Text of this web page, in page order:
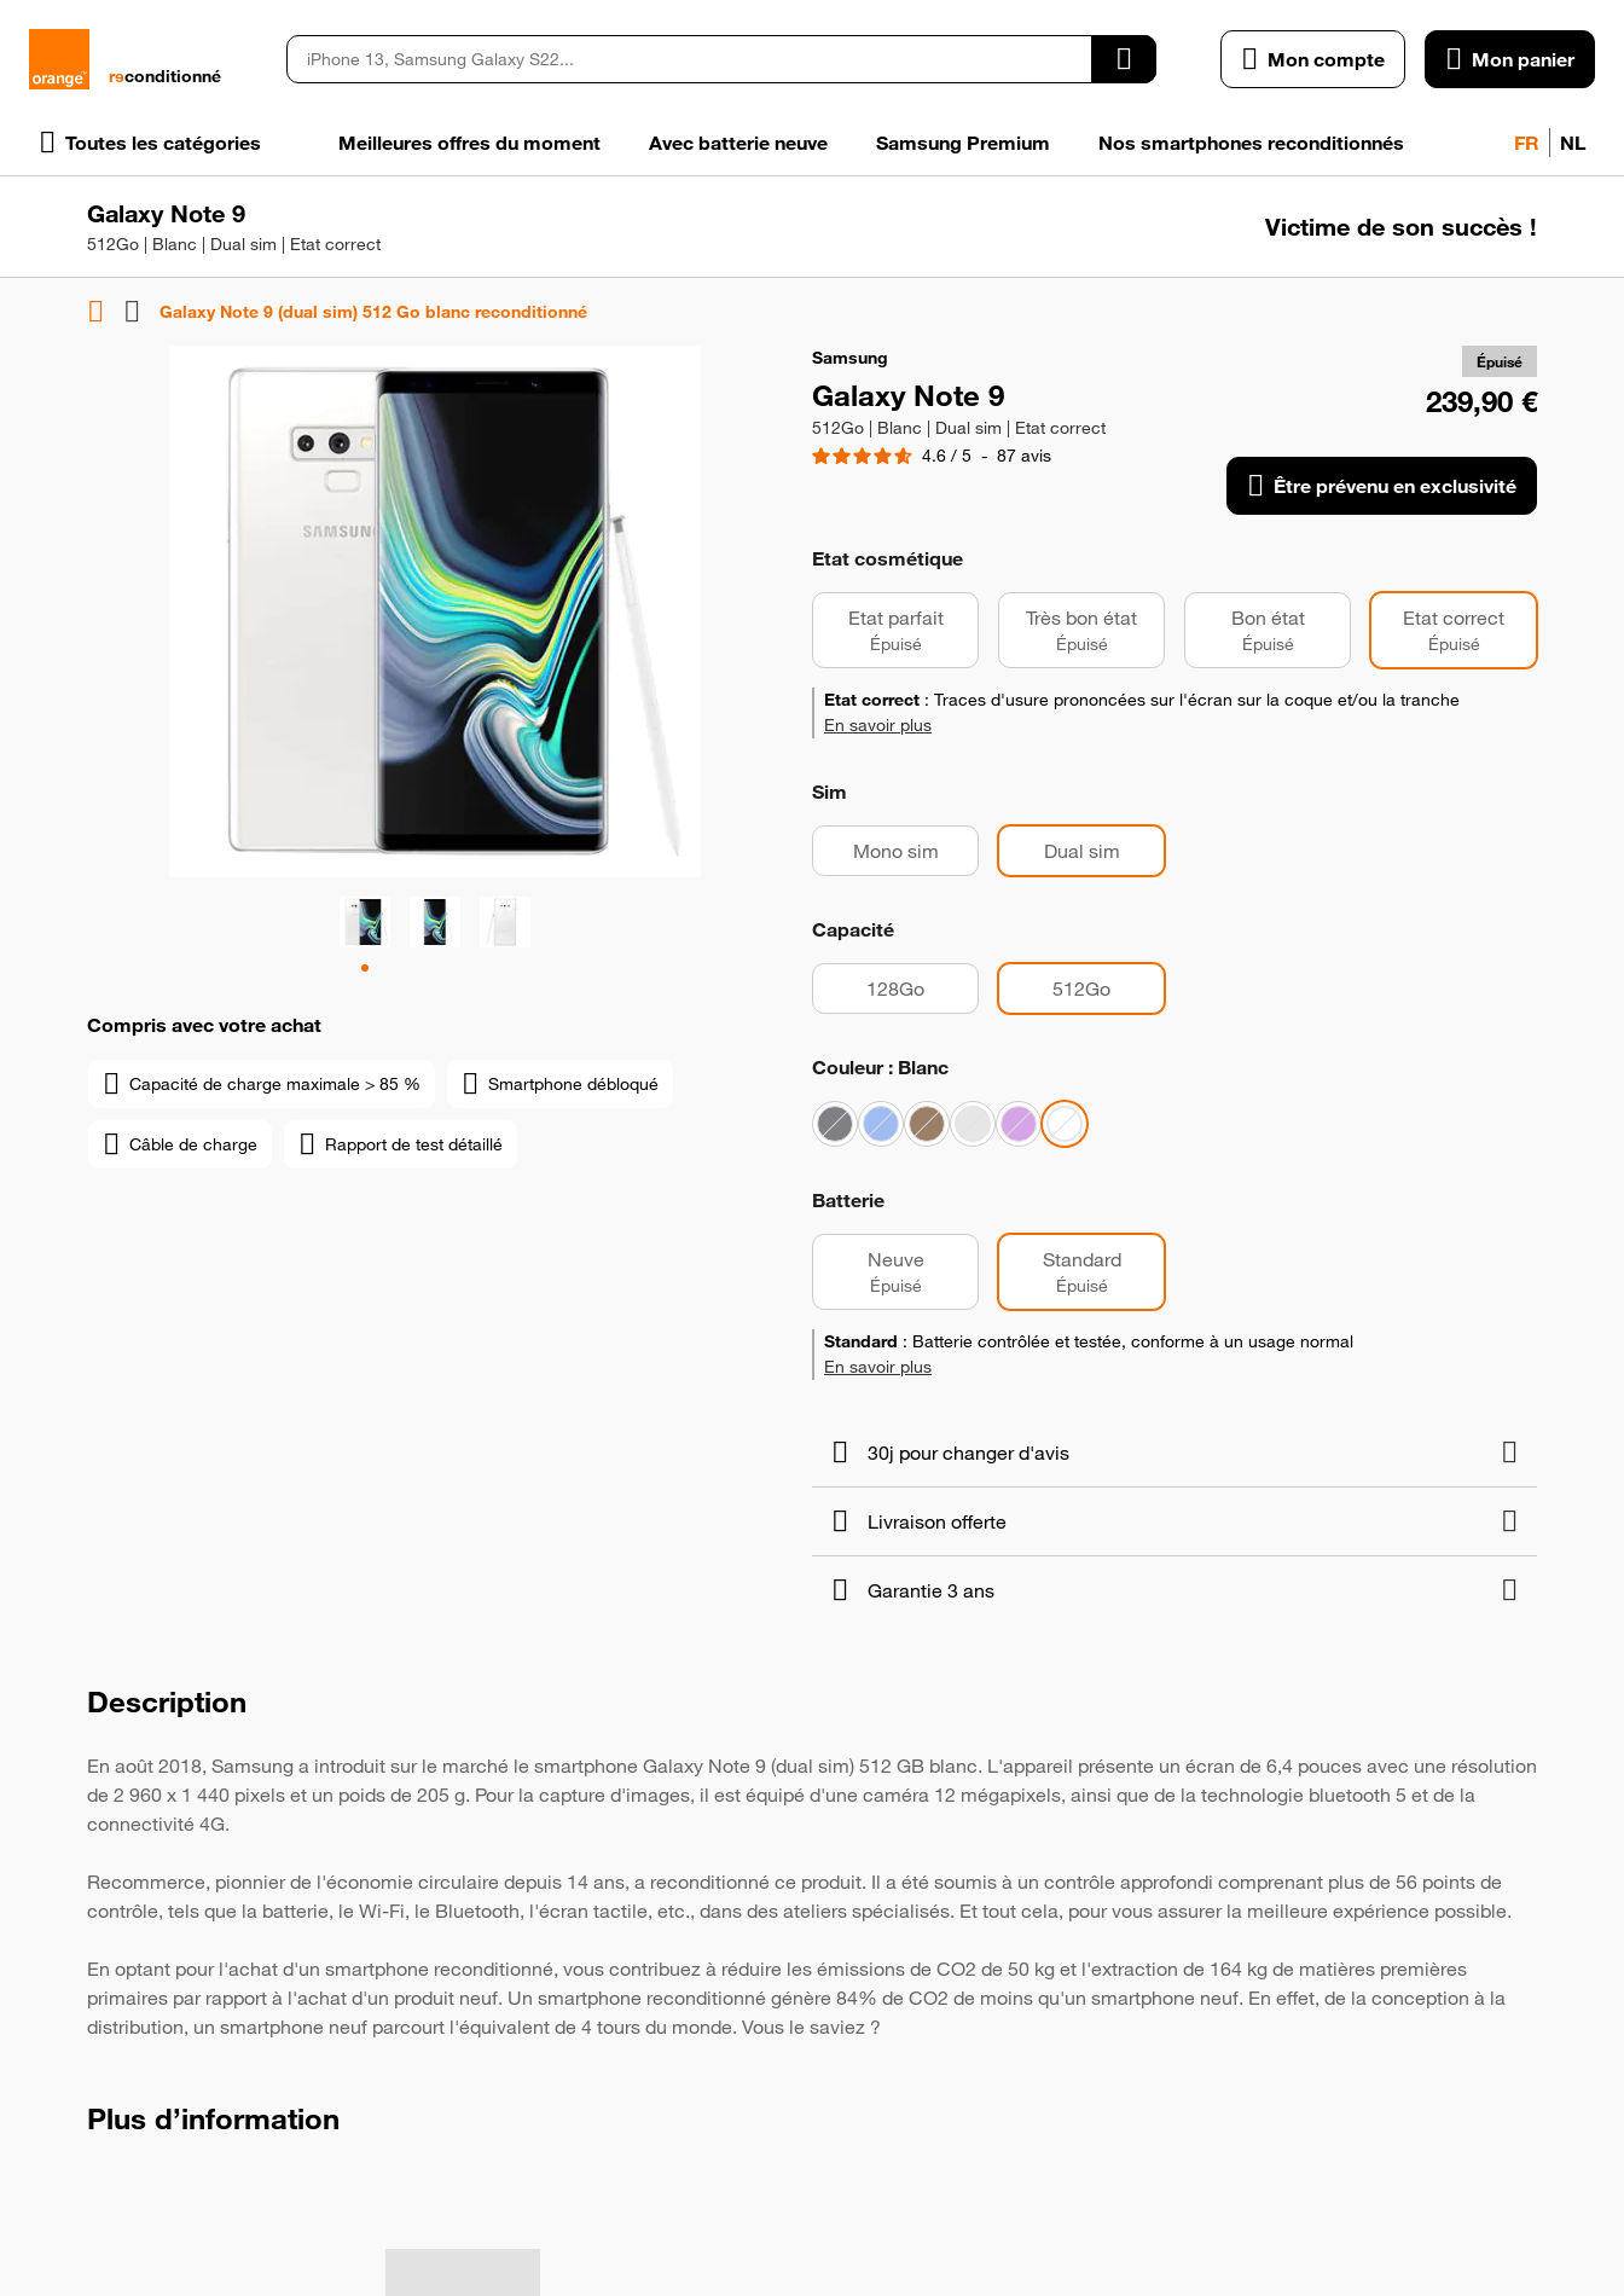
rɘconditionné
Mon compte Mon panier
Toutes les catégories Meilleures offres du moment Avec batterie neuve Samsung Premium Nos smartphones reconditionnés FR NL
Galaxy Note 9
512Go | Blanc | Dual sim | Etat correct
Victime de son succès !
Galaxy Note 9 (dual sim) 512 Go blanc reconditionné
Samsung
Galaxy Note 9
512Go | Blanc | Dual sim | Etat correct
4.6 / 5 - 87 avis
Épuisé
Compris avec votre achat
Capacité de charge maximale > 85 % Smartphone débloqué
Câble de charge Rapport de test détaillé
239,90 €
Être prévenu en exclusivité
Etat cosmétique
Etat parfait
Épuisé
Très bon état
Épuisé
Bon état
Épuisé
Etat correct
Épuisé
Etat correct : Traces d'usure prononcées sur l'écran sur la coque et/ou la tranche
En savoir plus
Sim
Mono sim Dual sim
Capacité
128Go 512Go
Couleur : Blanc
Batterie
Neuve
Épuisé
Standard
Épuisé
Standard : Batterie contrôlée et testée, conforme à un usage normal
En savoir plus
30j pour changer d'avis
Livraison offerte
Garantie 3 ans
Description
En août 2018, Samsung a introduit sur le marché le smartphone Galaxy Note 9 (dual sim) 512 GB blanc. L'appareil présente un écran de 6,4 pouces avec une résolution
de 2 960 x 1 440 pixels et un poids de 205 g. Pour la capture d'images, il est équipé d'une caméra 12 mégapixels, ainsi que de la technologie bluetooth 5 et de la
connectivité 4G.
Recommerce, pionnier de l'économie circulaire depuis 14 ans, a reconditionné ce produit. Il a été soumis à un contrôle approfondi comprenant plus de 56 points de
contrôle, tels que la batterie, le Wi-Fi, le Bluetooth, l'écran tactile, etc., dans des ateliers spécialisés. Et tout cela, pour vous assurer la meilleure expérience possible.
En optant pour l'achat d'un smartphone reconditionné, vous contribuez à réduire les émissions de CO2 de 50 kg et l'extraction de 164 kg de matières premières
primaires par rapport à l'achat d'un produit neuf. Un smartphone reconditionné génère 84% de CO2 de moins qu'un smartphone neuf. En effet, de la conception à la
distribution, un smartphone neuf parcourt l'équivalent de 4 tours du monde. Vous le saviez ?
Plus d’information